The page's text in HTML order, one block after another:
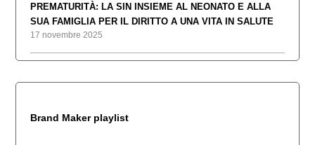
PREMATURITÀ: LA SIN INSIEME AL NEONATO E ALLA
SUA FAMIGLIA PER IL DIRITTO A UNA VITA IN SALUTE
17 novembre 2025
Brand Maker playlist